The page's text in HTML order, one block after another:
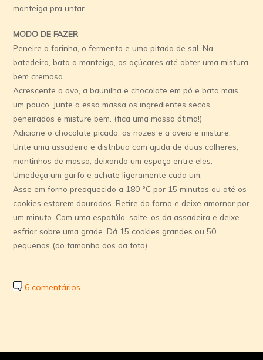
manteiga pra untar
MODO DE FAZER
Peneire a farinha, o fermento e uma pitada de sal. Na
batedeira, bata a manteiga, os açúcares até obter uma mistura
bem cremosa.
Acrescente o ovo, a baunilha e chocolate em pó e bata mais
um pouco. Junte a essa massa os ingredientes secos
peneirados e misture bem. (fica uma massa ótima!)
Adicione o chocolate picado, as nozes e a aveia e misture.
Unte uma assadeira e distribua com ajuda de duas colheres,
montinhos de massa, deixando um espaço entre eles.
Umedeça um garfo e achate ligeramente cada um.
Asse em forno preaquecido a 180 ºC por 15 minutos ou até os
cookies estarem dourados. Retire do forno e deixe amornar por
um minuto. Com uma espatúla, solte-os da assadeira e deixe
esfriar sobre uma grade. Dá 15 cookies grandes ou 50
pequenos (do tamanho dos da foto).
6 comentários